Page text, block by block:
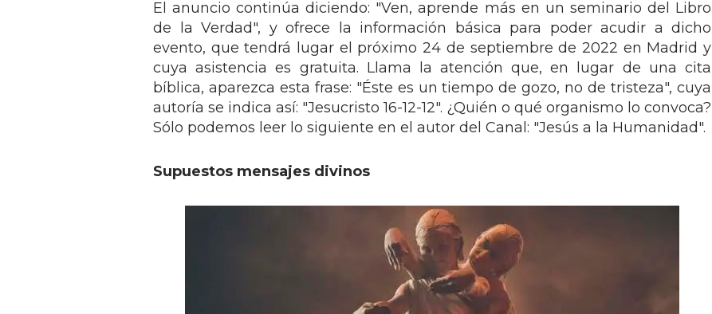
El anuncio continúa diciendo: "Ven, aprende más en un seminario del Libro
de la Verdad", y ofrece la información básica para poder acudir a dicho
evento, que tendrá lugar el próximo 24 de septiembre de 2022 en Madrid y
cuya asistencia es gratuita. Llama la atención que, en lugar de una cita
bíblica, aparezca esta frase: "Éste es un tiempo de gozo, no de tristeza", cuya
autoría se indica así: "Jesucristo 16-12-12". ¿Quién o qué organismo lo convoca?
Sólo podemos leer lo siguiente en el autor del Canal: "Jesús a la Humanidad".
Supuestos mensajes divinos